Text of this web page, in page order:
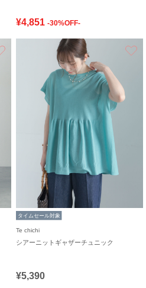
¥4,851 -30%OFF-
タイムセール対象
Te chichi
シアーニットギャザーチュニック
¥5,390